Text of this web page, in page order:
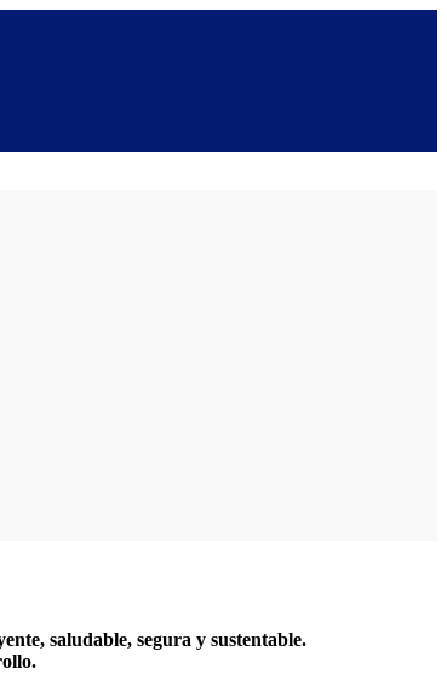
saludable, segura y sustentable.